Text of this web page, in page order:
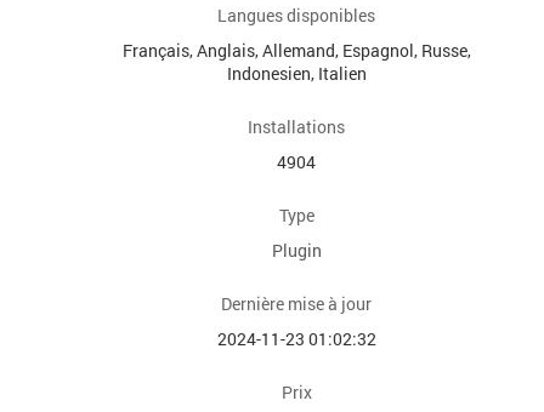
Langues disponibles
Français, Anglais, Allemand, Espagnol, Russe,
Indonesien, Italien
Installations
4904
Type
Plugin
Dernière mise à jour
2024-11-23 01:02:32
Prix